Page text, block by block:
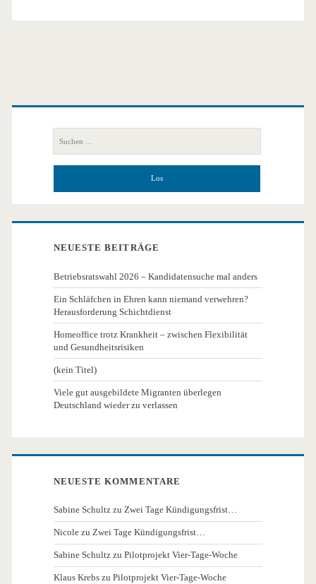
Primäre
Seitenleiste
nach:
NEUESTE BEITRÄGE
Betriebsratswahl 2026 – Kandidatensuche mal anders
Ein Schläfchen in Ehren kann niemand verwehren?
Herausforderung Schichtdienst
Homeoffice trotz Krankheit – zwischen Flexibilität
und Gesundheitsrisiken
(kein Titel)
Viele gut ausgebildete Migranten überlegen
Deutschland wieder zu verlassen
NEUESTE KOMMENTARE
Sabine Schultz zuZwei Tage Kündigungsfrist…
Nicole zuZwei Tage Kündigungsfrist…
Sabine Schultz zuPilotprojekt Vier-Tage-Woche
Klaus Krebs zuPilotprojekt Vier-Tage-Woche